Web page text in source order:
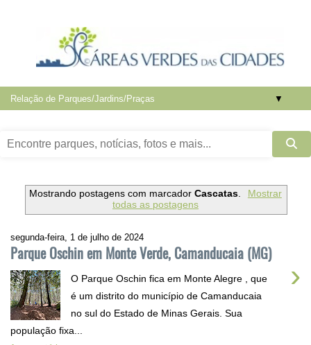
▼
Mostrando postagens com marcadorCascatas.
Mostrar
todas as postagens
segunda-feira, 1 de julho de 2024
Parque Oschin em Monte Verde, Camanducaia (MG)
›
O Parque Oschin fica em Monte Alegre , que
é um distrito do município de Camanducaia
no sul do Estado de Minas Gerais. Sua
população fixa...